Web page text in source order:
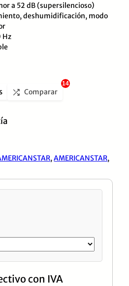
a 52 dB (supersilencioso)
deshumidificación, modo
Hz
Comparar
14
,AMERICANSTAR,
con IVA